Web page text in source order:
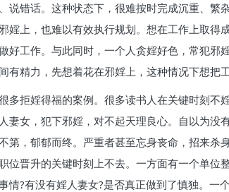
说错话。这种状态下，很难按时完成沉重、
婬上，也难以有效执行规划。想在工作上取
好工作。与此同时，一个人贪婬好色，常犯
有精力，先想着花在邪婬上，这种情况下想把
多拒婬得福的案例。很多读书人在关键时刻
妻女，犯下邪婬，对不起天理良心。自以为
第，郁郁而终。严重者甚至忘身丧命，招来杀
位晋升的关键时刻上不去。一方面有一个单
情?有没有婬人妻女?是否真正做到了慎独。